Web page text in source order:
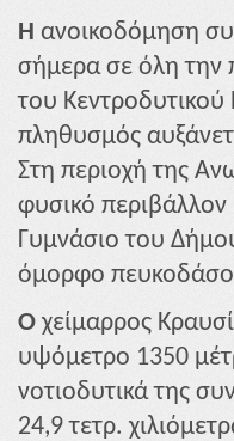
Η ανοικοδόμηση
σήμερα σε όλη την
του Κεντροδυτικού
πληθυσμός
Στη περιοχή της
φυσικό περιβάλλον
Γυμνάσιο του
όμορφο
Ο χείμαρρος
υψόμετρο 1350
νοτιοδυτικά της
24,9 τετρ.